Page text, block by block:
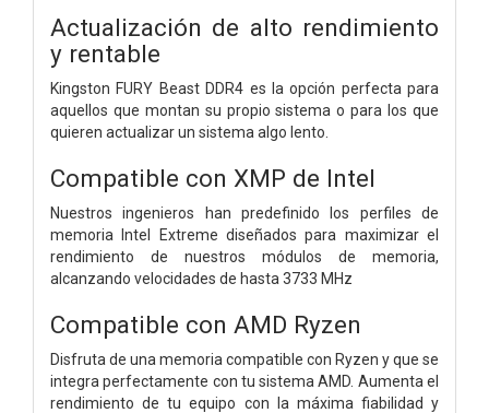
Actualización de alto rendimiento
y rentable
Kingston FURY Beast DDR4 es la opción perfecta para
aquellos que montan su propio sistema o para los que
quieren actualizar un sistema algo lento.
Compatible con XMP de Intel
Nuestros ingenieros han predefinido los perfiles de
memoria Intel Extreme diseñados para maximizar el
rendimiento de nuestros módulos de memoria,
alcanzando velocidades de hasta 3733 MHz
Compatible con AMD Ryzen
Disfruta de una memoria compatible con Ryzen y que se
integra perfectamente con tu sistema AMD. Aumenta el
rendimiento de tu equipo con la máxima fiabilidad y